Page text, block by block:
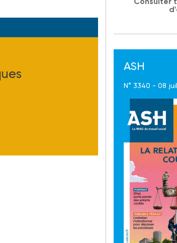
ASH
N° 3340 - 08